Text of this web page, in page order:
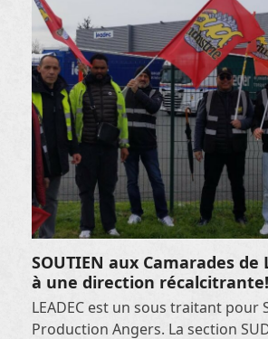
SOUTIEN aux Camarades de
à une direction
LEADEC est un sous traitant pour
Production Angers. La section